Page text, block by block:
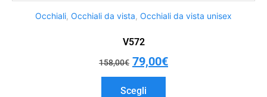
Occhiali, Occhiali da vista, Occhiali da vista unisex
V572
158,00€ 79,00€
Scegli